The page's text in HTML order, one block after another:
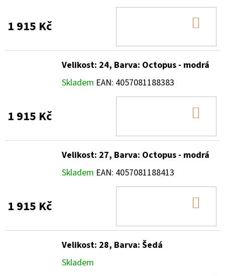
1 915 Kč
Velikost: 24, Barva: Octopus - modrá
Skladem EAN: 4057081188383
1 915 Kč
Velikost: 27, Barva: Octopus - modrá
Skladem EAN: 4057081188413
1 915 Kč
Velikost: 28, Barva: Šedá
Skladem